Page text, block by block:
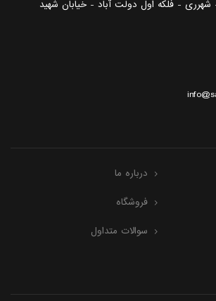
- فلکه اول دولت آباد - خیابان شهید
درباره ما
فروشگاه
سوالات متداول